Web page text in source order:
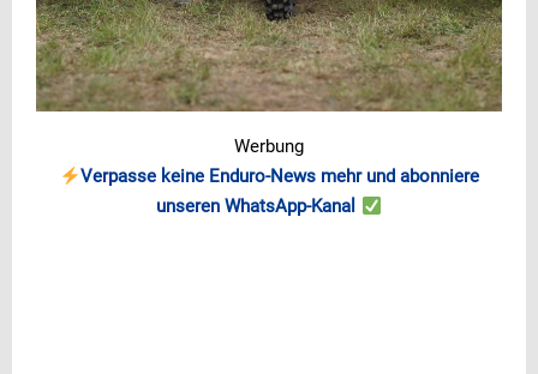
Werbung
Verpasse keine Enduro-News mehr und abonniere
unseren WhatsApp-Kanal